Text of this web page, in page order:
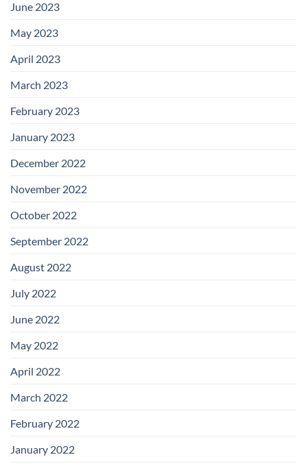
June 2023
May 2023
April 2023
March 2023
February 2023
January 2023
December 2022
November 2022
October 2022
September 2022
August 2022
July 2022
June 2022
May 2022
April 2022
March 2022
February 2022
January 2022